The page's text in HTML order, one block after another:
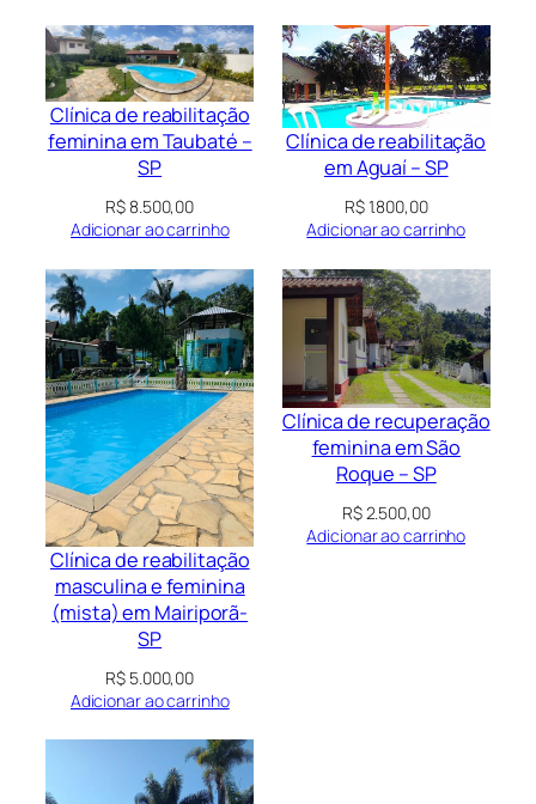
Clínica de reabilitação
feminina em Taubaté –
SP
R$8.500,00
Adicionar ao carrinho
Clínica de reabilitação
em Aguaí – SP
R$1.800,00
Adicionar ao carrinho
Clínica de reabilitação
masculina e feminina
(mista) em Mairiporã-
SP
R$ 5.000,00
Adicionar ao carrinho
Clínica de recuperação
feminina em São
Roque – SP
R$2.500,00
Adicionar ao carrinho